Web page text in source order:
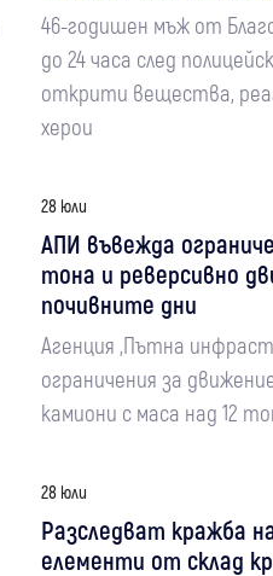
46-годишен мъж от
до 24 часа след
открити вещества,
херои
28 юли
АПИ въвежда
тона и реверсивно
почивните дни
Агенция „Пътна
ограничения за
камиони с маса над 12
28 юли
Разследват кражба
елементи от склад